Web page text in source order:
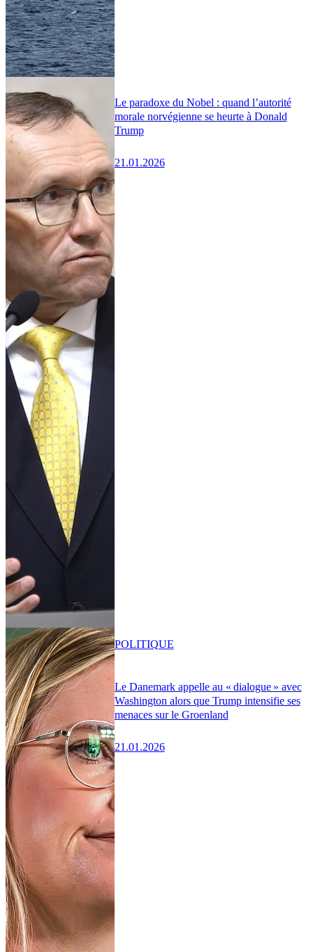
Le paradoxe du Nobel : quand l’autorité
morale norvégienne se heurte à Donald
Trump
21.01.2026
Le Danemark appelle au « dialogue » avec
Washington alors que Trump intensifie ses
menaces sur le Groenland
21.01.2026
POLITIQUE